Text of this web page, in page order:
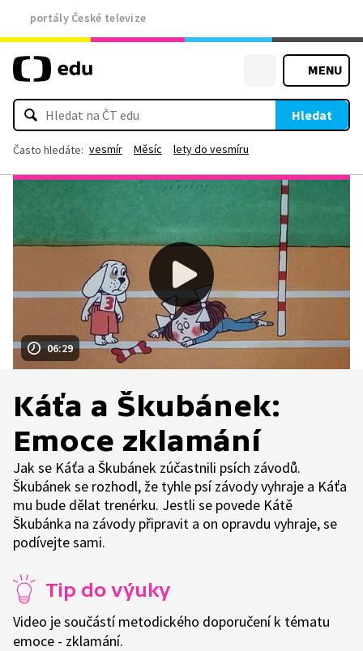
portály České televize
MENU
Hledat
Často hledáte: vesmír Měsíc lety do vesmíru
06:29
Káťa a Škubánek:
Emoce zklamání
Jak se Káťa a Škubánek zúčastnili psích závodů.
Škubánek se rozhodl, že tyhle psí závody vyhraje a Káťa
mu bude dělat trenérku. Jestli se povede Kátě
Škubánka na závody připravit a on opravdu vyhraje, se
podívejte sami.
Tip do výuky
Video je součástí metodického doporučení k tématu
emoce - zklamání.